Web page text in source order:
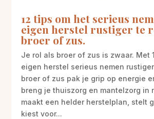
12 tips om het serieus
eigen herstel rustiger te
broer of zus.
Je rol als broer of zus is zwaar. Met
eigen herstel serieus nemen
broer of zus pak je grip op energie
breng je thuiszorg en mantelzorg in
maakt een helder herstelplan, stelt
kiest voor...